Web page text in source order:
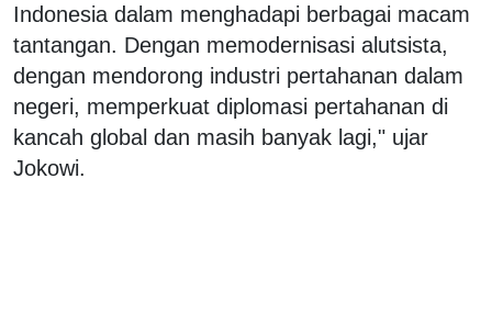
Indonesia dalam menghadapi berbagai macam
tantangan. Dengan memodernisasi alutsista,
dengan mendorong industri pertahanan dalam
negeri, memperkuat diplomasi pertahanan di
kancah global dan masih banyak lagi," ujar
Jokowi.